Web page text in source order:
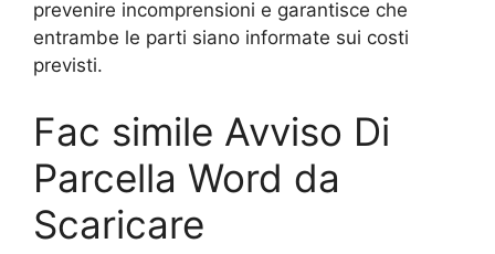
prevenire incomprensioni e garantisce che
entrambe le parti siano informate sui costi
previsti.
Fac simile Avviso Di
Parcella Word da
Scaricare